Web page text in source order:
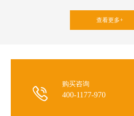
查看更多+
购买咨询
400-1177-970